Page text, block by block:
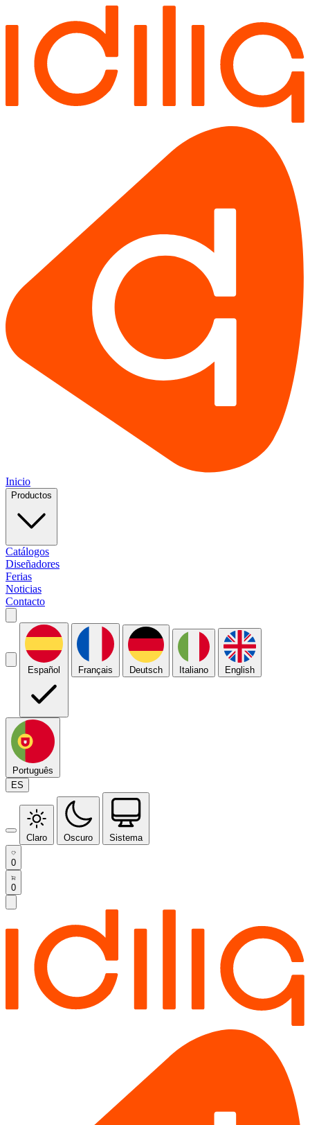
Inicio
Productos
Catálogos
Diseñadores
Ferias
Noticias
Contacto
Español Français Deutsch Italiano English
Português
ES
Claro Oscuro Sistema
0
0